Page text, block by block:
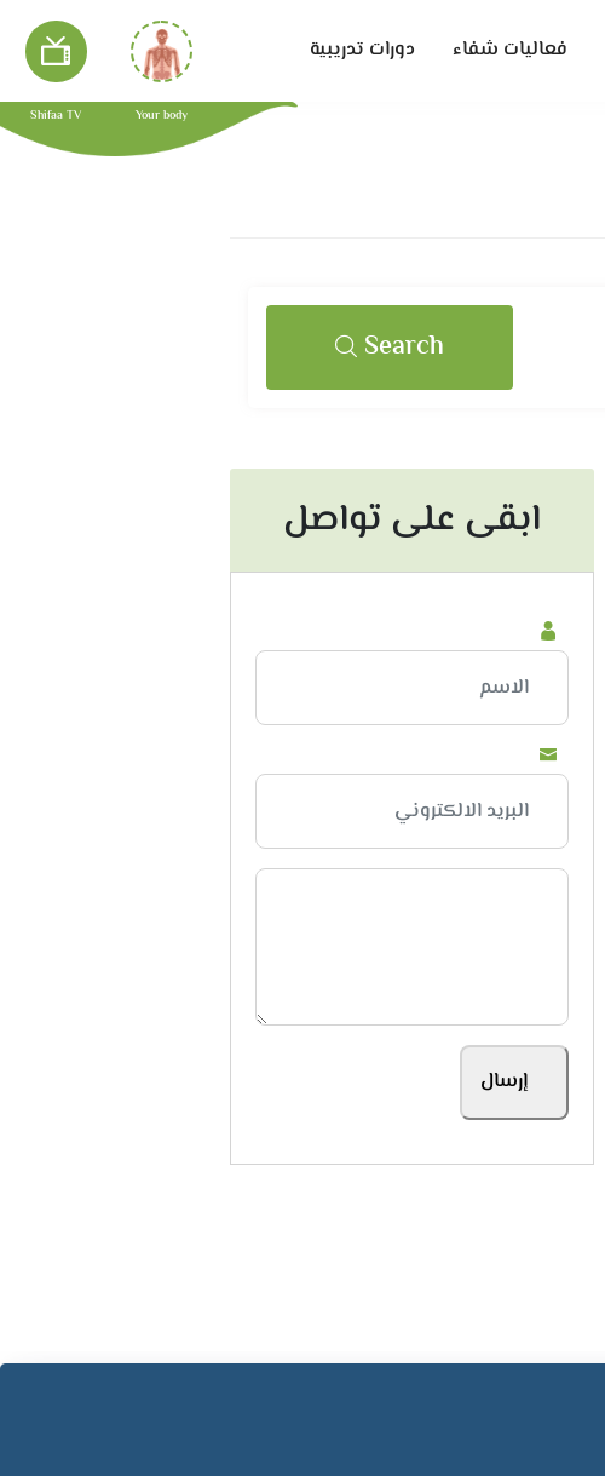
فعاليات شفاء دورات تدريبية
Your body
Shifaa TV
Search
ابقى على تواصل